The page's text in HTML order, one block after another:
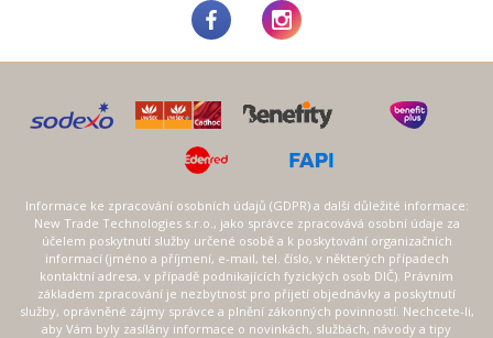
Informace ke zpracování osobních údajů (GDPR) a další důležité informace:
New Trade Technologies s.r.o., jako správce zpracovává osobní údaje za
účelem poskytnutí služby určené osobě a k poskytování organizačních
informací (jméno a příjmení, e-mail, tel. číslo, v některých případech
kontaktní adresa, v případě podnikajících fyzických osob DIČ). Právním
základem zpracování je nezbytnost pro přijetí objednávky a poskytnutí
služby, oprávněné zájmy správce a plnění zákonných povinností. Nechcete-li,
aby Vám byly zasílány informace o novinkách, službách, návody a tipy